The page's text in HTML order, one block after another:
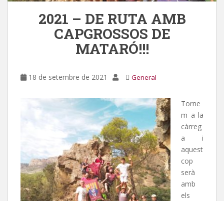
2021 – DE RUTA AMB
CAPGROSSOS DE
MATARÓ!!!
18 de setembre de 2021 General
Torne
m a la
càrreg
a i
aquest
cop
serà
amb
els